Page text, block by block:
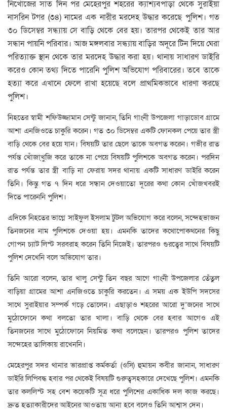
নিখোঁজের সাত দিন পর মেহেরপুর শহরের ক্যাশ্যবপাড়া থেকে সুরাইয়া
নাসরিন টগর (৩৪) নামের এক নারীর মরদেহ উদ্ধার করেছে পুলিশ। গত
৩০ ডিসেম্বর সন্ধ্যায় সে বাড়ি থেকে বের হয়। তারপর থেকেই তার আর
সন্ধান পায়নি পরিবার। আজ মঙ্গলবার সন্ধ্যায় বাড়ির অদূরে টিন দিয়ে ঘেরা
পরিত্যাক্ত স্থান থেকে তার মরদেহ উদ্ধার করা হয়। থানায় সাধারণ ডাইরি
করেও কোন তথ্য দিতে পারেনি পুলিশ অভিযোগ পরিবারের। তবে তাকে
হত্যা করে এখানে ফেলে রাখা হয়েছে বলে প্রাথমিকভাবে ধারণা করছে
পুলিশ।
নিহতের স্বামী শফিউজ্জামান সেন্টু জানান, তিনি গাংনী উপজেলা গাড়াডোব গ্রামে
আশা এনজিওতে চাকুরি করেন। গত ৩০ ডিসেম্বর একটি ফোনকল পেয়ে তার স্ত্রী
বাড়ি থেকে বের হয়ে যান। বিষয়টি তার ছেলে তাকে অবগত করেন। গভীর রাত
পর্যন্ত খোঁজা্খুজি করে তাকে না পেয়ে বিষয়টি পুলিশকে অবগত করেন। পরদিন
রাত পর্যন্ত তার স্ত্রী বাড়ি না ফেরায় সদর থানায় একটি সাধারণ ডাইরি করেন
তিনি। কিন্তু গত ৭ দিন ধরে সন্ধান দেওয়াতো দূরের কথা কোন খোঁজখবরই
দিতে পারেননি পুলিশ।
এদিকে নিহতের ভাগ্নে সাইফুল ইসলাম টুটল অভিযোগ করে বলেন, সন্দেহভাজন
তিনজনের নাম পুলিশকে দেওয়া হয়। এমনকি তাদের কথোপোকথনের কিছু
গোপন চ্যাট লিস্ট সরবরাহ করেন তিনি নিজেই। তারপরও গুরত্বের সাথে বিষয়টি
পুলিশ দেখেনি বলে অভিযোগ তার।
তিনি আরো বলেন, তার খালু সেন্টু তিন বছর আগে গাংনী উপজেলার তেঁতুল
বাড়িয়া গ্রামের আশা এনজিওতে চাকুরি করতেন। এ সময় এক ইউপি সদসের
সাথে সুরাইয়ার সম্পর্ক গড়ে তোলেন। এছাড়াও শহরের আরো দু’জনের সাথে
মুঠোফোনে কথা বলতো তার খালা। বাড়ি থেকে বের হবার আগেও এই
তিনজনের সাথে মুঠোফোনে নিয়মিত কথা বলেছেন। তারপরও পুলিশ তাদের
সন্দেহের তালিকায় রাখেননি।
মেহেরপুর সদর থানার ভারপ্রাপ্ত কর্মকর্তা (ওসি) হুমায়ন কবীর জানান, সাধারণ
ডাইরি লিপিবদ্ধ হবার পর থেকেই বিষয়টি গুরুত্বসহকারে দেখেছে পুলিশ। এমনকি
তার কললিস্ট সহ বেশ কয়েকটি সূত্র ধরে পুলিশের একাধিক দল কাজ করছে।
দ্রুত হত্যাকারীদের আইনের আওতায় আনা হবে বলেও তিনি আশ্বাস দেন।